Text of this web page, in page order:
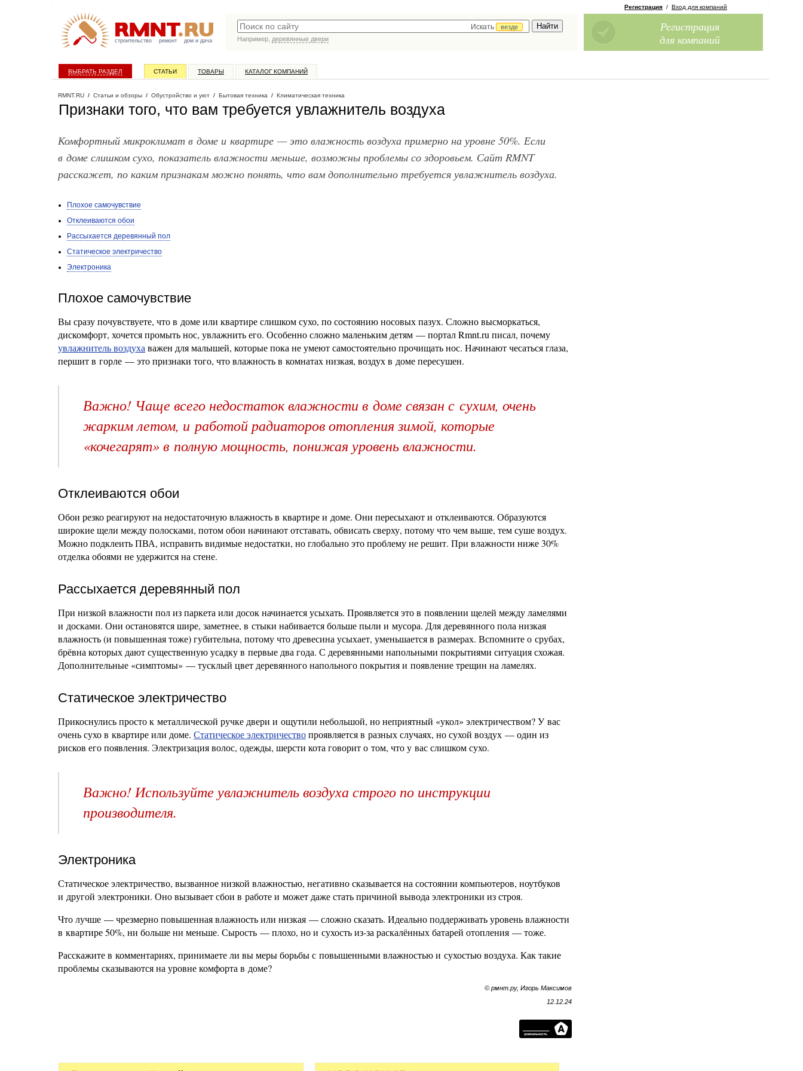
строительство ремонт дом и дача
Искать
везде
Например, деревянные двери
Регистрация / Вход для компаний
Регистрация
для компаний
ВЫБРАТЬ РАЗДЕЛ СТАТЬИ ТОВАРЫ КАТАЛОГ КОМПАНИЙ
RMNT.RU / Статьи и обзоры / Обустройство и уют / Бытовая техника / Климатическая техника
Признаки того, что вам требуется увлажнитель воздуха
Комфортный микроклимат в доме и квартире — это влажность воздуха примерно на уровне 50%. Если
в доме слишком сухо, показатель влажности меньше, возможны проблемы со здоровьем. Сайт RMNT
расскажет, по каким признакам можно понять, что вам дополнительно требуется увлажнитель воздуха.
Плохое самочувствие
Отклеиваются обои
Рассыхается деревянный пол
Статическое электричество
Электроника
Плохое самочувствие
Вы сразу почувствуете, что в доме или квартире слишком сухо, по состоянию носовых пазух. Сложно высморкаться,
дискомфорт, хочется промыть нос, увлажнить его. Особенно сложно маленьким детям — портал Rmnt.ru писал, почему
увлажнитель воздуха важен для малышей, которые пока не умеют самостоятельно прочищать нос. Начинают чесаться глаза,
першит в горле — это признаки того, что влажность в комнатах низкая, воздух в доме пересушен.
Важно! Чаще всего недостаток влажности в доме связан с сухим, очень
жарким летом, и работой радиаторов отопления зимой, которые
«кочегарят» в полную мощность, понижая уровень влажности.
Отклеиваются обои
Обои резко реагируют на недостаточную влажность в квартире и доме. Они пересыхают и отклеиваются. Образуются
широкие щели между полосками, потом обои начинают отставать, обвисать сверху, потому что чем выше, тем суше воздух.
Можно подклеить ПВА, исправить видимые недостатки, но глобально это проблему не решит. При влажности ниже 30%
отделка обоями не удержится на стене.
Рассыхается деревянный пол
При низкой влажности пол из паркета или досок начинается усыхать. Проявляется это в появлении щелей между ламелями
и досками. Они остановятся шире, заметнее, в стыки набивается больше пыли и мусора. Для деревянного пола низкая
влажность (и повышенная тоже) губительна, потому что древесина усыхает, уменьшается в размерах. Вспомните о срубах,
брёвна которых дают существенную усадку в первые два года. С деревянными напольными покрытиями ситуация схожая.
Дополнительные «симптомы» — тусклый цвет деревянного напольного покрытия и появление трещин на ламелях.
Статическое электричество
Прикоснулись просто к металлической ручке двери и ощутили небольшой, но неприятный «укол» электричеством? У вас
очень сухо в квартире или доме. Статическое электричествопроявляется в разных случаях, но сухой воздух — один из
рисков его появления. Электризация волос, одежды, шерсти кота говорит о том, что у вас слишком сухо.
Важно! Используйте увлажнитель воздуха строго по инструкции
производителя.
Электроника
Статическое электричество, вызванное низкой влажностью, негативно сказывается на состоянии компьютеров, ноутбуков
и другой электроники. Оно вызывает сбои в работе и может даже стать причиной вывода электроники из строя.
Что лучше — чрезмерно повышенная влажность или низкая — сложно сказать. Идеально поддерживать уровень влажности
в квартире 50%, ни больше ни меньше. Сырость — плохо, но и сухость из-за раскалённых батарей отопления — тоже.
Расскажите в комментариях, принимаете ли вы меры борьбы с повышенными влажностью и сухостью воздуха. Как такие
проблемы сказываются на уровне комфорта в доме?
© рмнт.ру, Игорь Максимов
12.12.24